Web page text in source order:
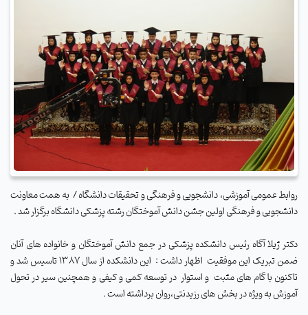
روابط عمومی آموزشی، دانشجویی و فرهنگی و تحقیقات دانشگاه/ به همت معاونت
دانشجویی و فرهنگی اولین جشن دانش آموختگان رشته پزشکی دانشگاه برگزار شد .
دکتر ژیلا آگاه رئیس دانشکده پزشکی در جمع دانش آموختگان و خانواده های آنان
ضمن تبریک این موفقیت
اظهار داشت : این دانشکده از سال 1387 تاسیس شد و
تاکنون با گام های مثبت و استوار در توسعه کمی و کیفی و همچنین سیر در تحول
آموزش به ویژه در بخش های رزیدنتی،روان برداشته است .